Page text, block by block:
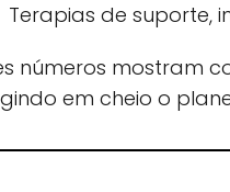
Terapias de suporte,
números mostram
em cheio o